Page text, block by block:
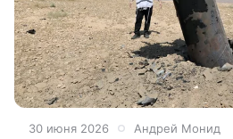
30 июня 2026 Андрей Монид